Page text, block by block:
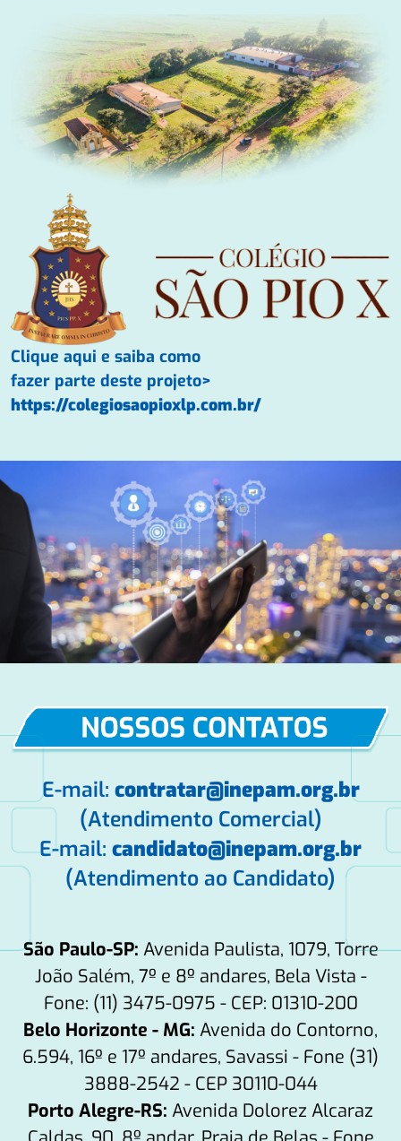
Clique aqui e saiba como
fazer parte deste projeto>
https://colegiosaopioxlp.com.br/
E-mail: contratar@inepam.org.br
(Atendimento Comercial)
E-mail: candidato@inepam.org.br
(Atendimento ao Candidato)
São Paulo-SP: Avenida Paulista, 1079, Torre
João Salém, 7º e 8º andares, Bela Vista -
Fone: (11) 3475-0975 - CEP: 01310-200
Belo Horizonte - MG: Avenida do Contorno,
6.594, 16º e 17º andares, Savassi - Fone (31)
3888-2542 - CEP 30110-044
Porto Alegre-RS: Avenida Dolorez Alcaraz